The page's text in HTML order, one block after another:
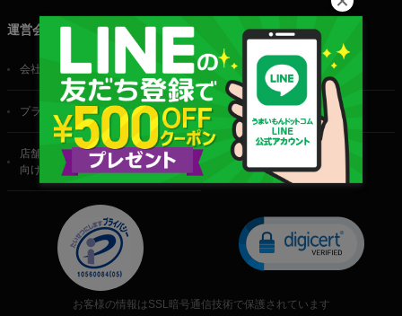
運営会社
会社概要 ご利用規約
プライバシーポリシー 特定商取引法に基づく表記
店舗・法人・生産者様
向けのお問い合わせ
お客様の情報はSSL暗号通信技術で保護されています